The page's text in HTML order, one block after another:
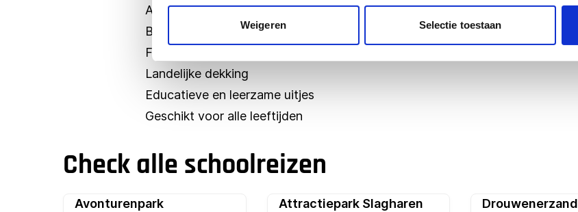
Weigeren Selectie toestaan
Alles geregeld van A tot Z
Betrouwbaarheid en veiligheid
Flexibel en breed aanbod
Landelijke dekking
Educatieve en leerzame uitjes
Geschikt voor alle leeftijden
Check alle schoolreizen
Avonturenpark
Attractiepark Slagharen
Drouwenerzand